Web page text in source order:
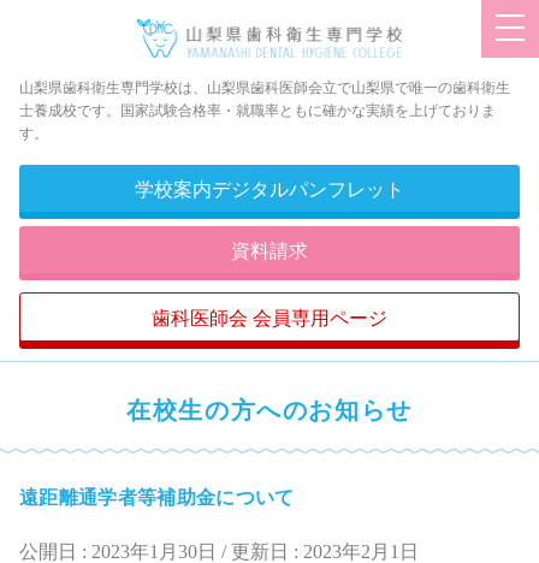
山梨県歯科衛生専門学校は、山梨県歯科医師会立で山梨県で唯一の歯科衛生
士養成校です。国家試験合格率・就職率ともに確かな実績を上げておりま
す。
学校案内デジタルパンフレット
資料請求
歯科医師会 会員専用ページ
在校生の方へのお知らせ
遠距離通学者等補助金について
公開日 : 2023年1月30日 / 更新日 : 2023年2月1日